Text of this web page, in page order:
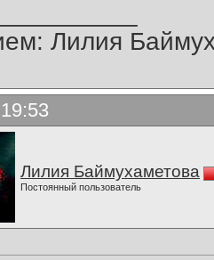
Лилия
Лилия Баймухаметова
Постоянный пользователь